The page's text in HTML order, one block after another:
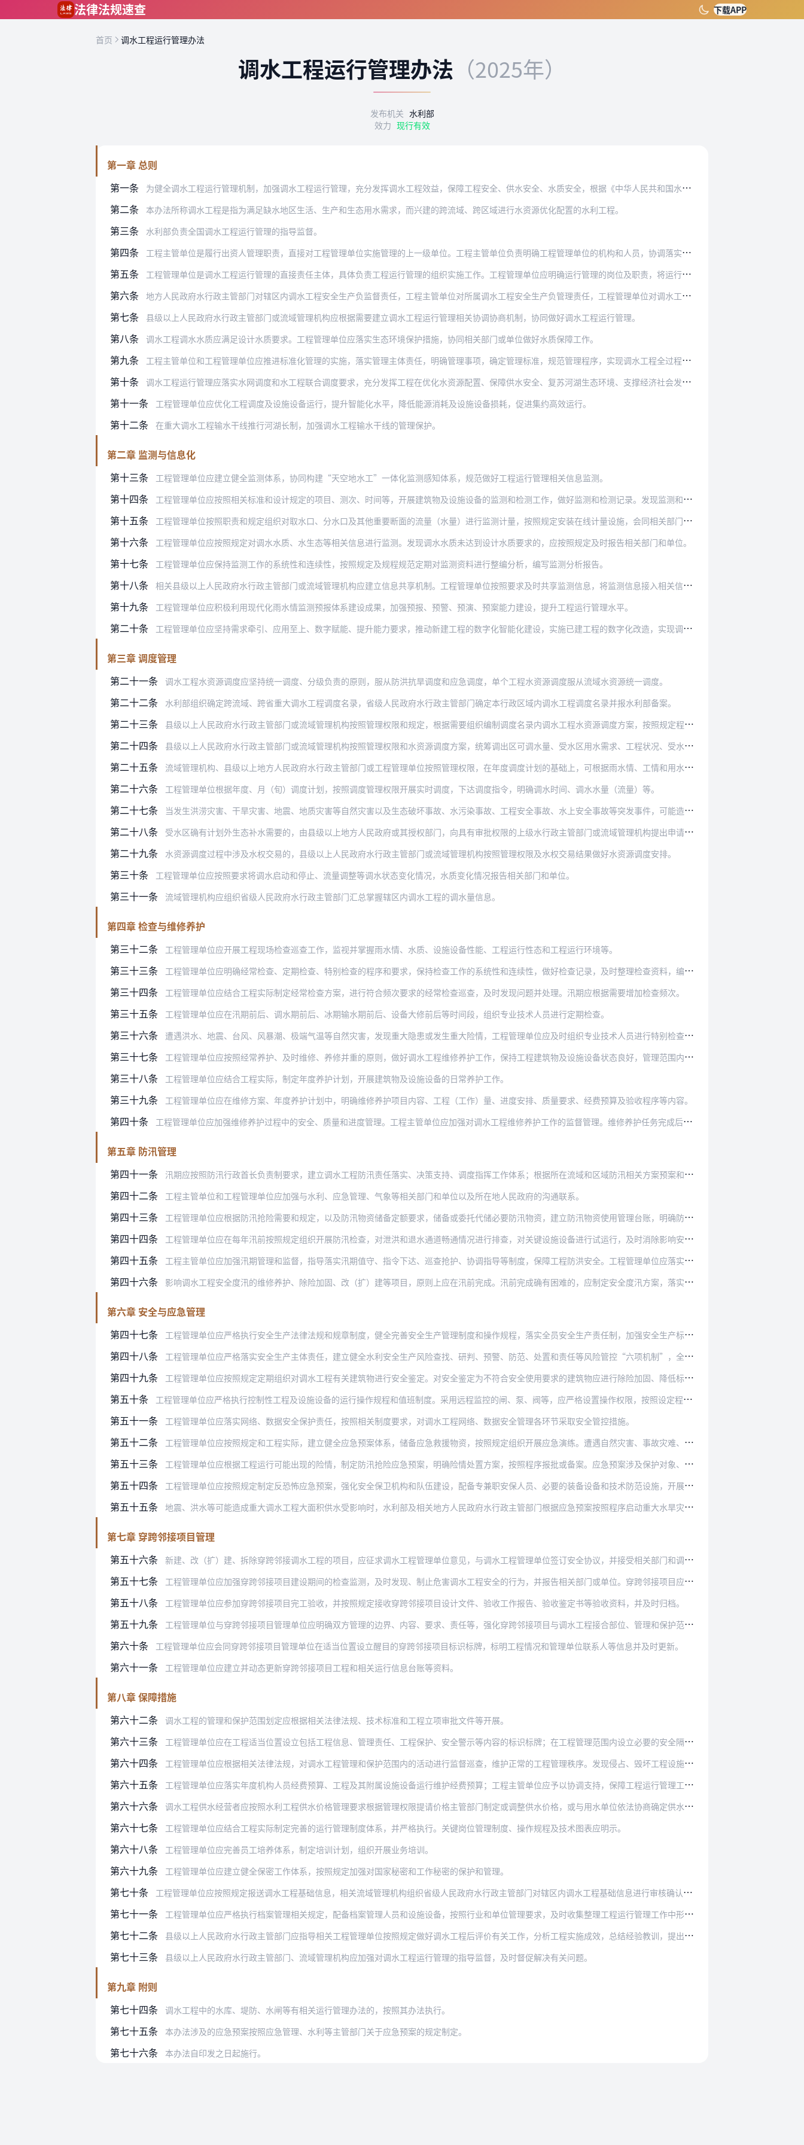
法律法规速查 下载APP
首页 调水工程运行管理办法
调水工程运行管理办法 （2025年）
发布机关 水利部
效力 现行有效
第一章 总则
第一条
为健全调水工程运行管理机制，加强调水工程运行管理，充分发挥调水工程效益，保障工程安全、供水安全、水质安全，根据《中华人民共和国水法》、《中华人民共和国防洪法》、…
第二条 本办法所称调水工程是指为满足缺水地区生活、生产和生态用水需求，而兴建的跨流域、跨区域进行水资源优化配置的水利工程。
第三条 水利部负责全国调水工程运行管理的指导监督。
第四条 工程主管单位是履行出资人管理职责，直接对工程管理单位实施管理的上一级单位。工程主管单位负责明确工程管理单位的机构和人员，协调落实运行管理经费，组织指导建立健全运…
第五条 工程管理单位是调水工程运行管理的直接责任主体，具体负责工程运行管理的组织实施工作。工程管理单位应明确运行管理的岗位及职责，将运行管理事项落实到具体岗位和管理人员…
第六条 地方人民政府水行政主管部门对辖区内调水工程安全生产负监督责任，工程主管单位对所属调水工程安全生产负管理责任，工程管理单位对调水工程安全生产负主体责任。
第七条 县级以上人民政府水行政主管部门或流域管理机构应根据需要建立调水工程运行管理相关协调协商机制，协同做好调水工程运行管理。
第八条 调水工程调水水质应满足设计水质要求。工程管理单位应落实生态环境保护措施，协同相关部门或单位做好水质保障工作。
第九条 工程主管单位和工程管理单位应推进标准化管理的实施，落实管理主体责任，明确管理事项，确定管理标准，规范管理程序，实现调水工程全过程标准化管理。
第十条 调水工程运行管理应落实水网调度和水工程联合调度要求，充分发挥工程在优化水资源配置、保障供水安全、复苏河湖生态环境、支撑经济社会发展等方面的效能。
第十一条 工程管理单位应优化工程调度及设施设备运行，提升智能化水平，降低能源消耗及设施设备损耗，促进集约高效运行。
第十二条 在重大调水工程输水干线推行河湖长制，加强调水工程输水干线的管理保护。
第二章 监测与信息化
第十三条
工程管理单位应建立健全监测体系，协同构建“天空地水工”一体化监测感知体系，规范做好工程运行管理相关信息监测。
第十四条 工程管理单位应按照相关标准和设计规定的项目、测次、时间等，开展建筑物及设施设备的监测和检测工作，做好监测和检测记录。发现监测和检测数据异常时，应分析原因，影响工…
第十五条 工程管理单位按照职责和规定组织对取水口、分水口及其他重要断面的流量（水量）进行监测计量，按照规定安装在线计量设施，会同相关部门或单位对监测计量数据进行确认。
第十六条 工程管理单位应按照规定对调水水质、水生态等相关信息进行监测。发现调水水质未达到设计水质要求的，应按照规定及时报告相关部门和单位。
第十七条 工程管理单位应保持监测工作的系统性和连续性，按照规定及规程规范定期对监测资料进行整编分析，编写监测分析报告。
第十八条 相关县级以上人民政府水行政主管部门或流域管理机构应建立信息共享机制。工程管理单位按照要求及时共享监测信息，将监测信息接入相关信息化管理平台，纳入“国家水网一张图…
第十九条 工程管理单位应积极利用现代化雨水情监测预报体系建设成果，加强预报、预警、预演、预案能力建设，提升工程运行管理水平。
第二十条 工程管理单位应坚持需求牵引、应用至上、数字赋能、提升能力要求，推动新建工程的数字化智能化建设，实施已建工程的数字化改造，实现调水工程运行管理全线全过程历史数据积…
第三章 调度管理
第二十一条
调水工程水资源调度应坚持统一调度、分级负责的原则，服从防洪抗旱调度和应急调度，单个工程水资源调度服从流域水资源统一调度。
第二十二条 水利部组织确定跨流域、跨省重大调水工程调度名录，省级人民政府水行政主管部门确定本行政区域内调水工程调度名录并报水利部备案。
第二十三条 县级以上人民政府水行政主管部门或流域管理机构按照管理权限和规定，根据需要组织编制调度名录内调水工程水资源调度方案，按照规定程序批准印发执行。
第二十四条 县级以上人民政府水行政主管部门或流域管理机构按照管理权限和水资源调度方案，统筹调出区可调水量、受水区用水需求、工程状况、受水区节水成效等，组织编制调度名录内调水…
第二十五条 流域管理机构、县级以上地方人民政府水行政主管部门或工程管理单位按照管理权限，在年度调度计划的基础上，可根据雨水情、工情和用水需求制定月（旬）调度计划，明确月（旬…
第二十六条 工程管理单位根据年度、月（旬）调度计划，按照调度管理权限开展实时调度，下达调度指令，明确调水时间、调水水量（流量）等。
第二十七条 当发生洪涝灾害、干旱灾害、地震、地质灾害等自然灾害以及生态破坏事故、水污染事故、工程安全事故、水上安全事故等突发事件，可能造成供水危机、危害公共安全时，工程管理…
第二十八条 受水区确有计划外生态补水需要的，由县级以上地方人民政府或其授权部门，向具有审批权限的上级水行政主管部门或流域管理机构提出申请。工程、水源具备条件时，制定生态补水…
第二十九条 水资源调度过程中涉及水权交易的，县级以上人民政府水行政主管部门或流域管理机构按照管理权限及水权交易结果做好水资源调度安排。
第三十条 工程管理单位应按照要求将调水启动和停止、流量调整等调水状态变化情况，水质变化情况报告相关部门和单位。
第三十一条 流域管理机构应组织省级人民政府水行政主管部门汇总掌握辖区内调水工程的调水量信息。
第四章 检查与维修养护
第三十二条
工程管理单位应开展工程现场检查巡查工作，监视并掌握雨水情、水质、设施设备性能、工程运行性态和工程运行环境等。
第三十三条 工程管理单位应明确经常检查、定期检查、特别检查的程序和要求，保持检查工作的系统性和连续性，做好检查记录，及时整理检查资料，编写检查报告。
第三十四条 工程管理单位应结合工程实际制定经常检查方案，进行符合频次要求的经常检查巡查，及时发现问题并处理。汛期应根据需要增加检查频次。
第三十五条 工程管理单位应在汛期前后、调水期前后、冰期输水期前后、设备大修前后等时间段，组织专业技术人员进行定期检查。
第三十六条 遭遇洪水、地震、台风、风暴潮、极端气温等自然灾害，发现重大隐患或发生重大险情，工程管理单位应及时组织专业技术人员进行特别检查，及时启动应急处置措施，并按照规定报…
第三十七条 工程管理单位应按照经常养护、及时维修、养修并重的原则，做好调水工程维修养护工作，保持工程建筑物及设施设备状态良好，管理范围内环境整洁。
第三十八条 工程管理单位应结合工程实际，制定年度养护计划，开展建筑物及设施设备的日常养护工作。
第三十九条 工程管理单位应在维修方案、年度养护计划中，明确维修养护项目内容、工程（工作）量、进度安排、质量要求、经费预算及验收程序等内容。
第四十条 工程管理单位应加强维修养护过程中的安全、质量和进度管理。工程主管单位应加强对调水工程维修养护工作的监督管理。维修养护任务完成后应及时组织验收。
第五章 防汛管理
第四十一条
汛期应按照防汛行政首长负责制要求，建立调水工程防汛责任落实、决策支持、调度指挥工作体系；根据所在流域和区域防汛相关方案预案和统一部署，按照职责分工落实工程巡查、…
第四十二条 工程主管单位和工程管理单位应加强与水利、应急管理、气象等相关部门和单位以及所在地人民政府的沟通联系。
第四十三条 工程管理单位应根据防汛抢险需要和规定，以及防汛物资储备定额要求，储备或委托代储必要防汛物资，建立防汛物资使用管理台账，明确防汛物资调运流程。
第四十四条 工程管理单位应在每年汛前按照规定组织开展防汛检查，对泄洪和退水通道畅通情况进行排查，对关键设施设备进行试运行，及时消除影响安全度汛的各类隐患，确保工程状态正常、…
第四十五条 工程主管单位应加强汛期管理和监督，指导落实汛期值守、指令下达、巡查抢护、协调指导等制度，保障工程防洪安全。工程管理单位应落实汛期岗位责任，建立并严格执行汛期值班…
第四十六条 影响调水工程安全度汛的维修养护、除险加固、改（扩）建等项目，原则上应在汛前完成。汛前完成确有困难的，应制定安全度汛方案，落实安全度汛责任和措施。安全度汛方案应报…
第六章 安全与应急管理
第四十七条
工程管理单位应严格执行安全生产法律法规和规章制度，健全完善安全生产管理制度和操作规程，落实全员安全生产责任制，加强安全生产标准化、信息化建设，加强特种设备管理，…
第四十八条 工程管理单位应严格落实安全生产主体责任，建立健全水利安全生产风险查找、研判、预警、防范、处置和责任等风险管控“六项机制”，全面辨识危险源，科学评价风险等级，加强…
第四十九条 工程管理单位应按照规定定期组织对调水工程有关建筑物进行安全鉴定。对安全鉴定为不符合安全使用要求的建筑物应进行除险加固、降低标准运用或报废等相应处理，并采取措施保…
第五十条 工程管理单位应严格执行控制性工程及设施设备的运行操作规程和值班制度。采用远程监控的闸、泵、阀等，应严格设置操作权限，按照设定程序进行操作，保证操控安全。
第五十一条 工程管理单位应落实网络、数据安全保护责任，按照相关制度要求，对调水工程网络、数据安全管理各环节采取安全管控措施。
第五十二条 工程管理单位应按照规定和工程实际，建立健全应急预案体系，储备应急救援物资，按照规定组织开展应急演练。遭遇自然灾害、事故灾难、公共卫生事件、社会安全事件等突发事件…
第五十三条 工程管理单位应根据工程运行可能出现的险情，制定防汛抢险应急预案，明确险情处置方案，按照程序报批或备案。应急预案涉及保护对象、服务对象安全的，应与所在地人民政府做…
第五十四条 工程管理单位应按照规定制定反恐怖应急预案，强化安全保卫机构和队伍建设，配备专兼职安保人员、必要的装备设备和技术防范设施，开展相关演练，及时消除隐患。
第五十五条 地震、洪水等可能造成重大调水工程大面积供水受影响时，水利部及相关地方人民政府水行政主管部门根据应急预案按照程序启动重大水旱灾害事件调度指挥机制及应急响应。
第七章 穿跨邻接项目管理
第五十六条
新建、改（扩）建、拆除穿跨邻接调水工程的项目，应征求调水工程管理单位意见，与调水工程管理单位签订安全协议，并接受相关部门和调水工程管理单位的监督检查。
第五十七条 工程管理单位应加强穿跨邻接项目建设期间的检查监测，及时发现、制止危害调水工程安全的行为，并报告相关部门或单位。穿跨邻接项目应在接合部位设置必要的监测监控设施。
第五十八条 工程管理单位应参加穿跨邻接项目完工验收，并按照规定接收穿跨邻接项目设计文件、验收工作报告、验收鉴定书等验收资料，并及时归档。
第五十九条 工程管理单位与穿跨邻接项目管理单位应明确双方管理的边界、内容、要求、责任等，强化穿跨邻接项目与调水工程接合部位、管理和保护范围重叠区的管理。
第六十条 工程管理单位应会同穿跨邻接项目管理单位在适当位置设立醒目的穿跨邻接项目标识标牌，标明工程情况和管理单位联系人等信息并及时更新。
第六十一条 工程管理单位应建立并动态更新穿跨邻接项目工程和相关运行信息台账等资料。
第八章 保障措施
第六十二条
调水工程的管理和保护范围划定应根据相关法律法规、技术标准和工程立项审批文件等开展。
第六十三条 工程管理单位应在工程适当位置设立包括工程信息、管理责任、工程保护、安全警示等内容的标识标牌；在工程管理范围内设立必要的安全隔离设施；在工程管理和保护范围边界以及…
第六十四条 工程管理单位应根据相关法律法规，对调水工程管理和保护范围内的活动进行监督巡查，维护正常的工程管理秩序。发现侵占、毁坏工程设施设备等行为，以及影响工程运行和危害工…
第六十五条 工程管理单位应落实年度机构人员经费预算、工程及其附属设施设备运行维护经费预算；工程主管单位应予以协调支持，保障工程运行管理工作正常开展。
第六十六条 调水工程供水经营者应按照水利工程供水价格管理要求根据管理权限提请价格主管部门制定或调整供水价格，或与用水单位依法协商确定供水价格。供水经营者及时足量供水，用水单…
第六十七条 工程管理单位应结合工程实际制定完善的运行管理制度体系，并严格执行。关键岗位管理制度、操作规程及技术图表应明示。
第六十八条 工程管理单位应完善员工培养体系，制定培训计划，组织开展业务培训。
第六十九条 工程管理单位应建立健全保密工作体系，按照规定加强对国家秘密和工作秘密的保护和管理。
第七十条 工程管理单位应按照规定报送调水工程基础信息，相关流域管理机构组织省级人民政府水行政主管部门对辖区内调水工程基础信息进行审核确认，建立调水工程台账并报送水利部。调…
第七十一条 工程管理单位应严格执行档案管理相关规定，配备档案管理人员和设施设备，按照行业和单位管理要求，及时收集整理工程运行管理工作中形成的技术和管理资料，做好归档、保管和…
第七十二条 县级以上人民政府水行政主管部门应指导相关工程管理单位按照规定做好调水工程后评价有关工作，分析工程实施成效，总结经验教训，提出提升管理能力和水平的措施。
第七十三条 县级以上人民政府水行政主管部门、流域管理机构应加强对调水工程运行管理的指导监督，及时督促解决有关问题。
第九章 附则
第七十四条
调水工程中的水库、堤防、水闸等有相关运行管理办法的，按照其办法执行。
第七十五条 本办法涉及的应急预案按照应急管理、水利等主管部门关于应急预案的规定制定。
第七十六条 本办法自印发之日起施行。